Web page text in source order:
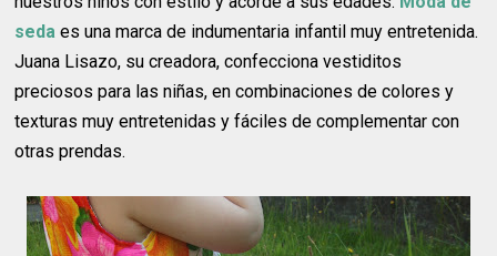
seda es una marca de indumentaria infantil muy entretenida.
Juana Lisazo, su creadora, confecciona vestiditos
preciosos para las niñas, en combinaciones de colores y
texturas muy entretenidas y fáciles de complementar con
otras prendas.